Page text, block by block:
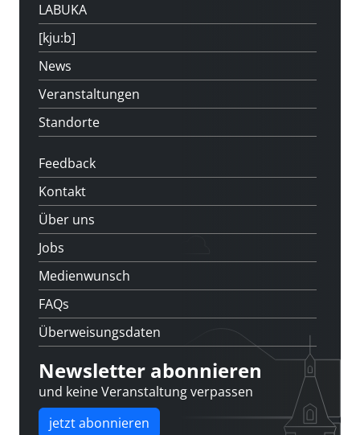
LABUKA
[kju:b]
News
Veranstaltungen
Standorte
Feedback
Kontakt
Über uns
Jobs
Medienwunsch
FAQs
Überweisungsdaten
Newsletter abonnieren
und keine Veranstaltung verpassen
jetzt abonnieren